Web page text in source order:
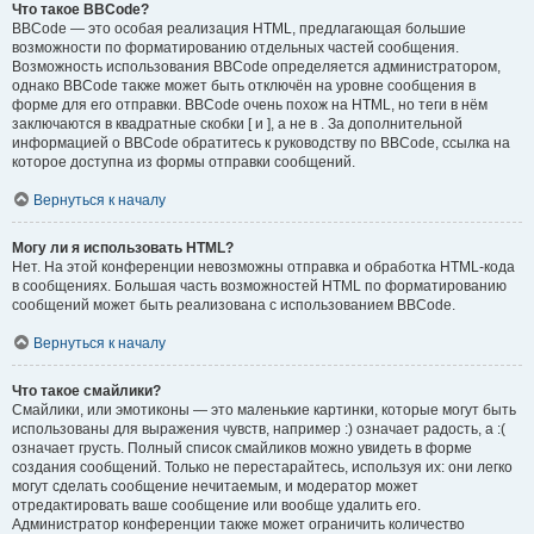
Что такое BBCode?
BBCode — это особая реализация HTML, предлагающая большие
возможности по форматированию отдельных частей сообщения.
Возможность использования BBCode определяется администратором,
однако BBCode также может быть отключён на уровне сообщения в
форме для его отправки. BBCode очень похож на HTML, но теги в нём
заключаются в квадратные скобки [ и ], а не в . За дополнительной
информацией о BBCode обратитесь к руководству по BBCode, ссылка на
которое доступна из формы отправки сообщений.
Вернуться к началу
Могу ли я использовать HTML?
Нет. На этой конференции невозможны отправка и обработка HTML-кода
в сообщениях. Большая часть возможностей HTML по форматированию
сообщений может быть реализована с использованием BBCode.
Вернуться к началу
Что такое смайлики?
Смайлики, или эмотиконы — это маленькие картинки, которые могут быть
использованы для выражения чувств, например :) означает радость, а :(
означает грусть. Полный список смайликов можно увидеть в форме
создания сообщений. Только не перестарайтесь, используя их: они легко
могут сделать сообщение нечитаемым, и модератор может
отредактировать ваше сообщение или вообще удалить его.
Администратор конференции также может ограничить количество